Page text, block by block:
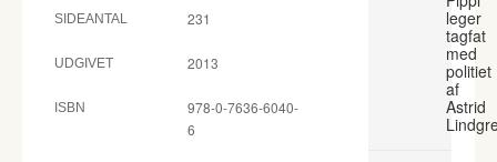
SIDEANTAL 231
UDGIVET 2013
ISBN
978-0-7636-6040-
6
leger
tagfat
med
politiet
af
Astrid